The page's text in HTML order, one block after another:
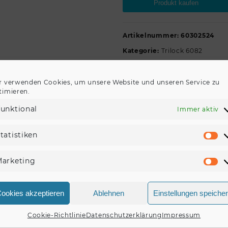
verwenden Cookies, um unsere Website und unseren Service zu
Immer aktiv
akzeptieren Ablehnen Einstellungen
Cookie-RichtlinieDatenschutzerklärung Impressum
Produkt kaufen
Artikelnummer:60302524
Kategorie: Trilock 6082
REZENSIONEN (0)
Ausrichtung Kreis (3Punktsystem) Spitze innen Gurtrohr
x StÜrke 16 x 2mm